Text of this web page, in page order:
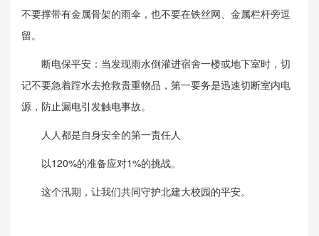
不要撑带有金属骨架的雨伞，也不要在铁丝网、金属栏杆旁逗
留。
断电保平安：当发现雨水倒灌进宿舍一楼或地下室时，切
记不要急着蹚水去抢救贵重物品，第一要务是迅速切断室内电
源，防止漏电引发触电事故。
人人都是自身安全的第一责任人
以120%的准备应对1%的挑战。
这个汛期，让我们共同守护北建大校园的平安。